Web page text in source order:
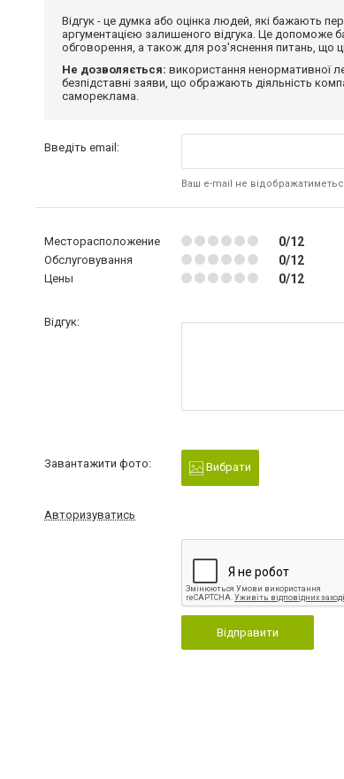
Відгук - це думка або оцінка людей, які бажають
аргументацією залишеного відгука. Це допоможе
обговорення, а також для роз'яснення питань, що
Не дозволяється: використання ненормативної
безпідставні заяви, що ображають діяльність
самореклама.
Введіть email:
Ваш e-mail не
Месторасположение 0/12
Обслуговування 0/12
Цены 0/12
Відгук:
Завантажити фото: Вибрати
Авторизуватись
Відправити